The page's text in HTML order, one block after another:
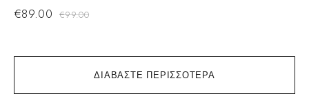
ΔΙΑΒΆΣΤΕ ΠΕΡΙΣΣΌΤΕΡΑ
€99.00
€89.00